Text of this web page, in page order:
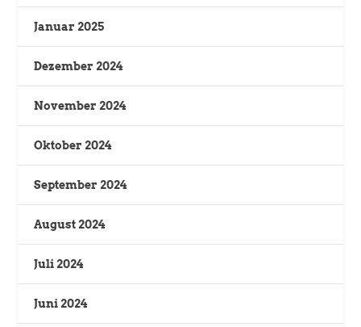
Januar 2025
Dezember 2024
November 2024
Oktober 2024
September 2024
August 2024
Juli 2024
Juni 2024